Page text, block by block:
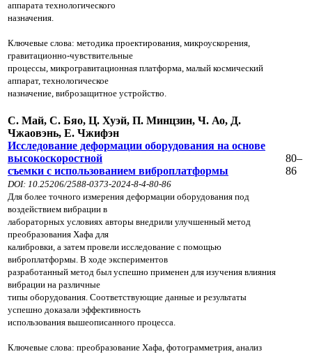
аппарата технологического
назначения.
Ключевые слова: методика проектирования, микроускорения,
гравитационно-чувствительные
процессы, микрогравитационная платформа, малый космический
аппарат, технологическое
назначение, виброзащитное устройство.
С. Май, С. Бяо, Ц. Хуэй, П. Минцзин, Ч. Ао, Д.
Чжаовэнь, Е. Чжифэн
Исследование деформации оборудования на основе
высокоскоростной
съемки с использованием виброплатформы
DOI: 10.25206/2588-0373-2024-8-4-80-86
Для более точного измерения деформации оборудования под
воздействием вибрации в
лабораторных условиях авторы внедрили улучшенный метод
преобразования Хафа для
калибровки, а затем провели исследование с помощью
виброплатформы. В ходе экспериментов
разработанный метод был успешно применен для изучения влияния
вибрации на различные
типы оборудования. Соответствующие данные и результаты
успешно доказали эффективность
использования вышеописанного процесса.
Ключевые слова: преобразование Хафа, фотограмметрия, анализ
80–
86